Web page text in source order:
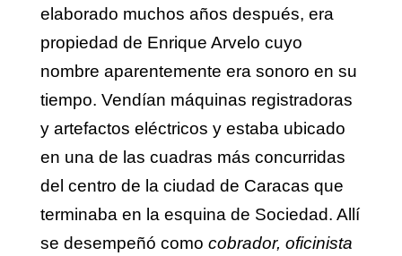
elaborado muchos años después, era
propiedad de Enrique Arvelo cuyo
nombre aparentemente era sonoro en su
tiempo. Vendían máquinas registradoras
y artefactos eléctricos y estaba ubicado
en una de las cuadras más concurridas
del centro de la ciudad de Caracas que
terminaba en la esquina de Sociedad. Allí
se desempeñó como cobrador, oficinista